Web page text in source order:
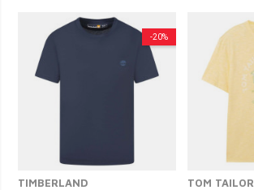
-20%
TIMBERLAND TOM TAILOR